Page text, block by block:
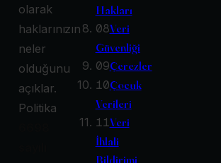
olarak
haklarınızın
neler
olduğunu
açıklar.
Politika
Hakları
08Veri
Güvenliği
09Çerezler
10Çocuk
Verileri
11Veri
İhlali
Bildirimi